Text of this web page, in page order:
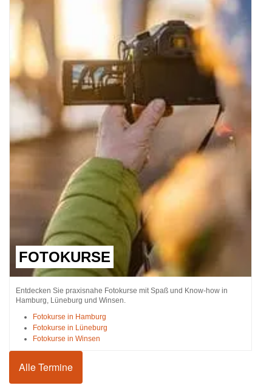
FOTOKURSE
Entdecken Sie praxisnahe Fotokurse mit Spaß und Know-how in
Hamburg, Lüneburg und Winsen.
Fotokurse in Hamburg
Fotokurse in Lüneburg
Fotokurse in Winsen
Alle Termine